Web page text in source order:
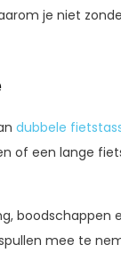
je niet
dubbele
of een lange
mee te